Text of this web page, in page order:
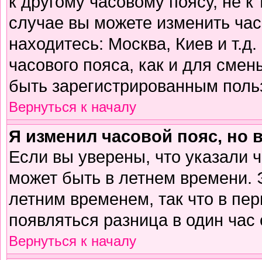
случае вы можете изменить
находитесь: Москва, Киев и
часового пояса, как и для
быть зарегистрированным
Вернуться к началу
Я изменил часовой пояс, но
Если вы уверены, что указали
может быть в летнем времени.
летним временем, так что в
появляться разница в один
Вернуться к началу